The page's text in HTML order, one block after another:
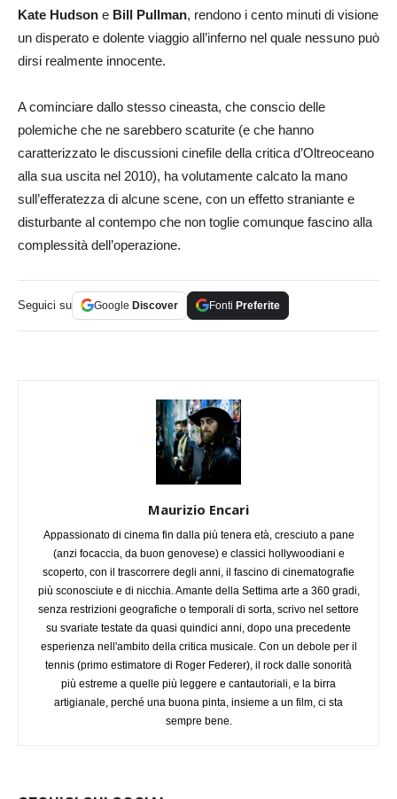
Kate Hudson e Bill Pullman, rendono i cento minuti di visione
un disperato e dolente viaggio all’inferno nel quale nessuno può
dirsi realmente innocente.
A cominciare dallo stesso cineasta, che conscio delle
polemiche che ne sarebbero scaturite (e che hanno
caratterizzato le discussioni cinefile della critica d’Oltreoceano
alla sua uscita nel 2010), ha volutamente calcato la mano
sull’efferatezza di alcune scene, con un effetto straniante e
disturbante al contempo che non toglie comunque fascino alla
complessità dell’operazione.
Seguici su Google Discover Fonti Preferite
Maurizio Encari
Appassionato di cinema fin dalla più tenera età, cresciuto a pane
(anzi focaccia, da buon genovese) e classici hollywoodiani e
scoperto, con il trascorrere degli anni, il fascino di cinematografie
più sconosciute e di nicchia. Amante della Settima arte a 360 gradi,
senza restrizioni geografiche o temporali di sorta, scrivo nel settore
su svariate testate da quasi quindici anni, dopo una precedente
esperienza nell'ambito della critica musicale. Con un debole per il
tennis (primo estimatore di Roger Federer), il rock dalle sonorità
più estreme a quelle più leggere e cantautoriali, e la birra
artigianale, perché una buona pinta, insieme a un film, ci sta
sempre bene.